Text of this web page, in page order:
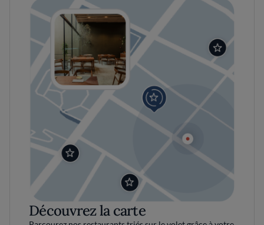
Découvrez la carte